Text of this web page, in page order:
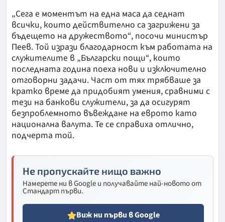
„Сега е моментът на една маса да седнат
всички, които действително са загрижени за
бъдещето на дружеството“, посочи министър
Пеев. Той изрази благодарност към работата на
служителите в „Български пощи“, които
последната година поеха нови и изключително
отговорни задачи. Част от тях трябваше за
кратко време да придобият умения, сравними с
тези на банкови служители, за да осигурят
безпроблемното въвеждане на еврото като
национална валута. Те се справиха отлично,
подчерта той.
Не пропускайте нищо важно
Намерете ни в Google и получавайте най-новото от
Стандарт първи.
Виж ни първи в Google